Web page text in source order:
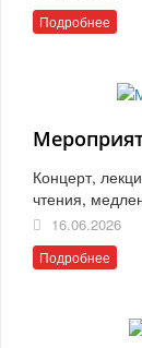
Подробнее
Концерт,
чтения,
16.06.2026
Подробнее